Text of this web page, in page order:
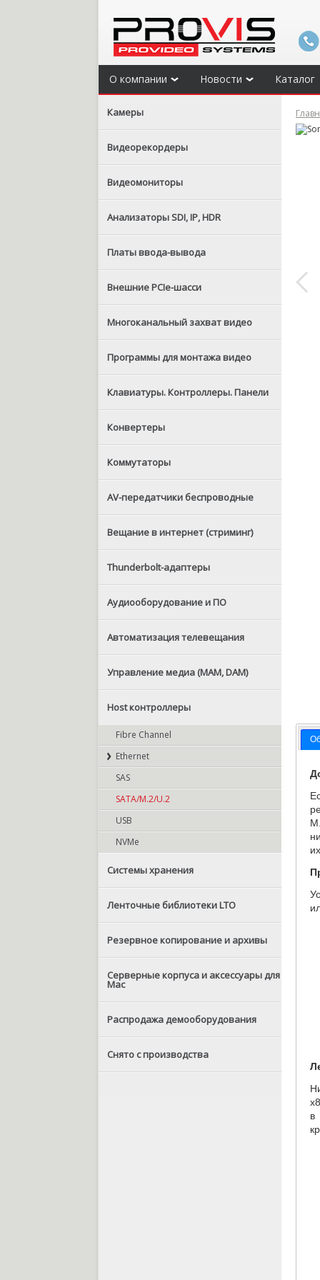
О компании Новости Каталог
Камеры
Видеорекордеры
Видеомониторы
Анализаторы SDI, IP, HDR
Платы ввода-вывода
Внешние PCIe-шасси
Многоканальный захват видео
Программы для монтажа видео
Клавиатуры. Контроллеры. Панели
Конвертеры
Коммутаторы
AV-передатчики беспроводные
Вещание в интернет (стриминг)
Thunderbolt-адаптеры
Аудиооборудование и ПО
Автоматизация телевещания
Управление медиа (MAM, DAM)
Host контроллеры
Fibre Channel
Ethernet
SAS
SATA/M.2/U.2
USB
NVMe
Системы хранения
Ленточные библиотеки LTO
Резервное копирование и архивы
Серверные корпуса и аксессуары для
Mac
Распродажа демооборудования
Снято с производства
в